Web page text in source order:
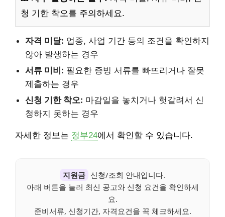
청 기한 착오를 주의하세요.
자격 미달: 업종, 사업 기간 등의 조건을 확인하지
않아 발생하는 경우
서류 미비: 필요한 증빙 서류를 빠뜨리거나 잘못
제출하는 경우
신청 기한 착오: 마감일을 놓치거나 헛갈려서 신
청하지 못하는 경우
자세한 정보는 정부24에서 확인할 수 있습니다.
지원금 신청/조회 안내입니다.
아래 버튼을 눌러 최신 공고와 신청 요건을 확인하세
요.
준비서류, 신청기간, 자격요건을 꼭 체크하세요.